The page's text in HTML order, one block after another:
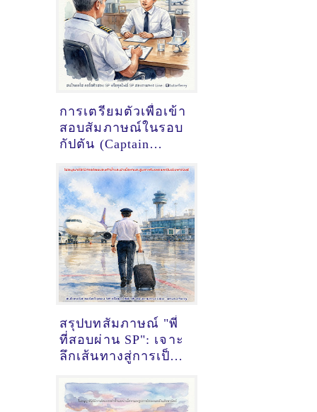
การเตรียมตัวเพื่อเข้า
สอบสัมภาษณ์ในรอบ
กัปตัน (Captain
นักบินฝึกหัด
การบินไทย (SPTG)
ให้ผ่านในครั้งเดียว
สรุปบทสัมภาษณ์ "พี่
ที่สอบผ่าน SP": เจาะ
ลึกเส้นทางสู่การเป็น